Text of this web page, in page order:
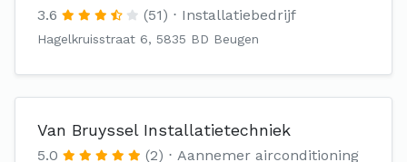
3.6 (51) Installatiebedrijf
Hagelkruisstraat 6, 5835 BD Beugen
Van Bruyssel Installatietechniek
5.0 (2) Aannemer airconditioning